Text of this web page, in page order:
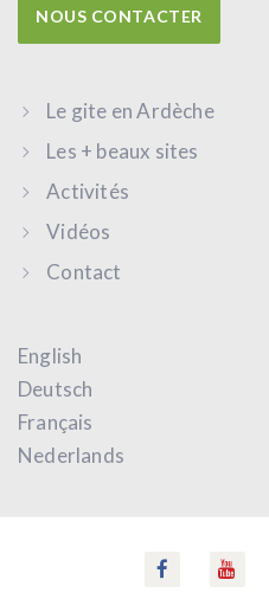
NOUS CONTACTER
Le gite en Ardèche
Les + beaux sites
Activités
Vidéos
Contact
English
Deutsch
Français
Nederlands